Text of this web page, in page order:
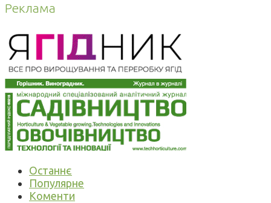
Реклама
Останнє
Популярне
Коменти